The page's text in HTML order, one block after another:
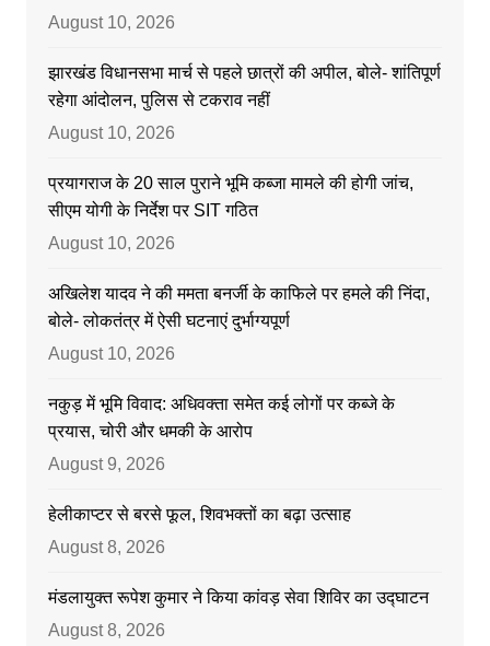
August 10, 2026
झारखंड विधानसभा मार्च से पहले छात्रों की अपील, बोले- शांतिपूर्ण
रहेगा आंदोलन, पुलिस से टकराव नहीं
August 10, 2026
प्रयागराज के 20 साल पुराने भूमि कब्जा मामले की होगी जांच,
सीएम योगी के निर्देश पर SIT गठित
August 10, 2026
अखिलेश यादव ने की ममता बनर्जी के काफिले पर हमले की निंदा,
बोले- लोकतंत्र में ऐसी घटनाएं दुर्भाग्यपूर्ण
August 10, 2026
नकुड़ में भूमि विवाद: अधिवक्ता समेत कई लोगों पर कब्जे के
प्रयास, चोरी और धमकी के आरोप
August 9, 2026
हेलीकाप्टर से बरसे फूल, शिवभक्तों का बढ़ा उत्साह
August 8, 2026
मंडलायुक्त रूपेश कुमार ने किया कांवड़ सेवा शिविर का उद्घाटन
August 8, 2026